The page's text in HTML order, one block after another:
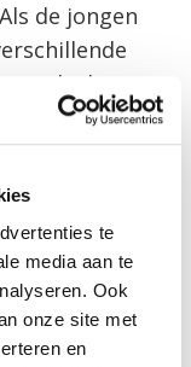
te
media aan te
Ook
onze site met
en
de jongen
zoals de
het
hebben
plekken
en hun